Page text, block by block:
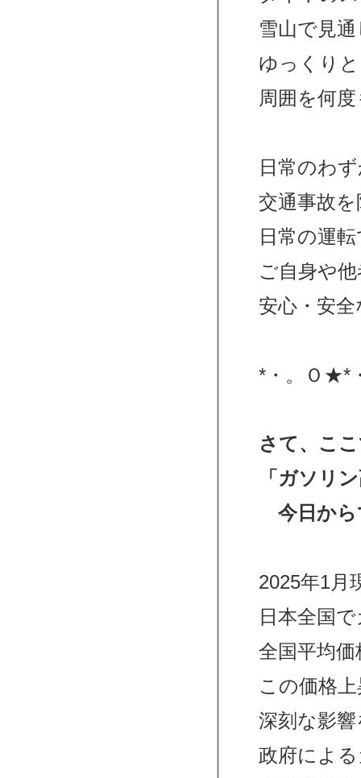
雪山で見
ゆっくり
周囲を何
日常のわ
交通事故
日常の運
ご自身や
安心・安
*・。Ｏ★*
さて、こ
「ガソリ
今日から
2025年1月
日本全国
全国平均
この価格
深刻な影
政府によ